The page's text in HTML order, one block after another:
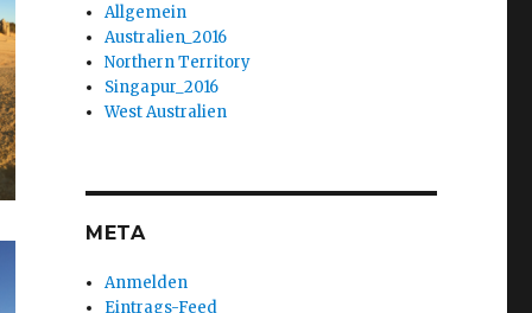
Allgemein
Australien_2016
Northern Territory
Singapur_2016
West Australien
META
Anmelden
Eintrags-Feed